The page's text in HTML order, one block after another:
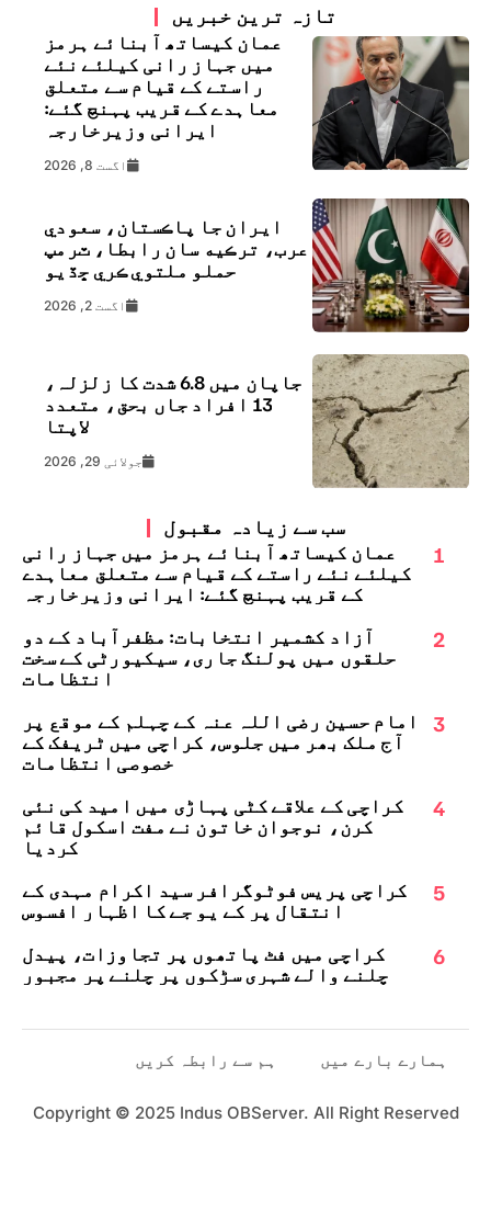
تازہ ترین خبریں
عمان کیساتھ آبنائے ہرمز
میں جہاز رانی کیلئے نئے
راستے کے قیام سے متعلق
معاہدے کے قریب پہنچ گئے:
ایرانی وزیرخارجہ
اگست 8, 2026
ايران جا پاڪستان، سعودي
عرب، ترڪيه سان رابطا، ٽرمپ
حملو ملتوي ڪري ڇڏيو
اگست 2, 2026
جاپان میں 6.8 شدت کا زلزلہ،
13 افراد جاں بحق، متعدد
لاپتا
جولائی 29, 2026
سب سے زیادہ مقبول
1
عمان کیساتھ آبنائے ہرمز میں جہاز رانی
کیلئے نئے راستے کے قیام سے متعلق معاہدے
کے قریب پہنچ گئے: ایرانی وزیرخارجہ
2
آزاد کشمیر انتخابات: مظفرآباد کے دو
حلقوں میں پولنگ جاری، سیکیورٹی کے سخت
انتظامات
3
امام حسین رضی اللہ عنہ کے چہلم کے موقع پر
آج ملک بھر میں جلوس، کراچی میں ٹریفک کے
خصوصی انتظامات
4
کراچی کے علاقے کٹی پہاڑی میں امید کی نئی
کرن، نوجوان خاتون نے مفت اسکول قائم
کردیا
5
کراچی پریس فوٹوگرافر سید اکرام مہدی کے
انتقال پر کے یو جے کا اظہارِ افسوس
6
کراچی میں فٹ پاتھوں پر تجاوزات، پیدل
چلنے والے شہری سڑکوں پر چلنے پر مجبور
ہمارے بارے میں ہم سے رابطہ کریں
Copyright © 2025 Indus OBServer. All Right Reserved